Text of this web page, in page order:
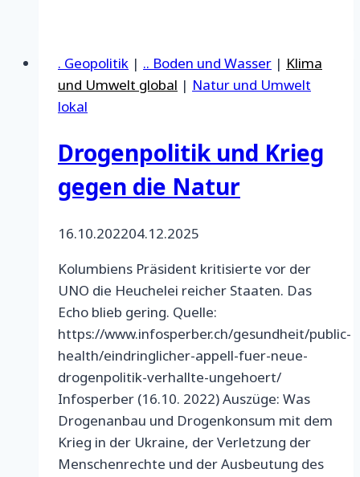
. Geopolitik | .. Boden und Wasser | Klima
und Umwelt global | Natur und Umwelt
lokal
Drogenpolitik und Krieg
gegen die Natur
16.10.202204.12.2025
Kolumbiens Präsident kritisierte vor der
UNO die Heuchelei reicher Staaten. Das
Echo blieb gering. Quelle:
https://www.infosperber.ch/gesundheit/public-
health/eindringlicher-appell-fuer-neue-
drogenpolitik-verhallte-ungehoert/
Infosperber (16.10. 2022) Auszüge: Was
Drogenanbau und Drogenkonsum mit dem
Krieg in der Ukraine, der Verletzung der
Menschenrechte und der Ausbeutung des